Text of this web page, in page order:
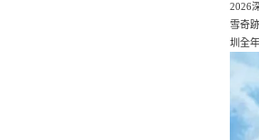
2026
雪奇
圳全